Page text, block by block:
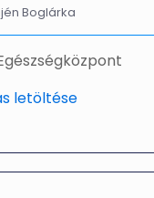
Boglárka
letöltése